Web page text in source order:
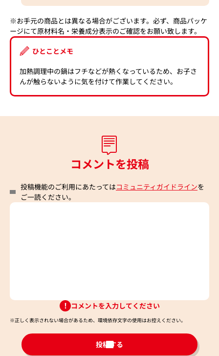
※お手元の商品とは異なる場合がございます。必ず、商品パッケ
ージにて原材料名・栄養成分表示のご確認をお願い致します。
ひとことメモ
加熱調理中の鍋はフチなどが熱くなっているため、お子さ
んが触らないように気を付けて作業してください。
コメントを投稿
投稿機能のご利用にあたってはコミュニティガイドラインを
ご一読ください。
コメントを入力してください
※正しく表示されない場合があるため、環境依存文字の使用はお控えください。​
投稿する